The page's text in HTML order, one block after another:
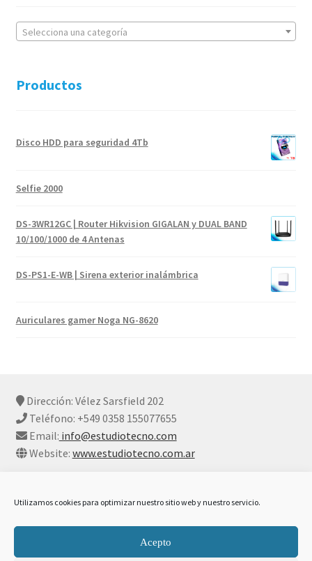
Utilizamos cookies para optimizar nuestro sitio web y nuestro servicio.
Acepto
Selecciona una categoría
Productos
Disco HDD para seguridad 4Tb
Selfie 2000
DS-3WR12GC | Router Hikvision GIGALAN y DUAL BAND
10/100/1000 de 4 Antenas
DS-PS1-E-WB | Sirena exterior inalámbrica
Auriculares gamer Noga NG-8620
Dirección: Vélez Sarsfield 202
Teléfono: +549 0358 155077655
Email: info@estudiotecno.com
Website: www.estudiotecno.com.ar